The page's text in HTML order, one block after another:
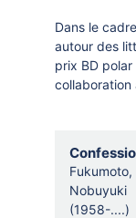
Dans le
autour des
prix BD
collaboration
thematique
Fukumoto,
Nobuyuki
(1958-....)